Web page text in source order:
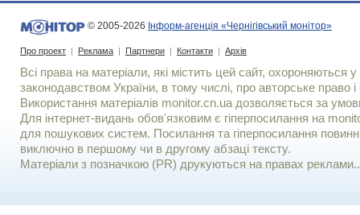
© 2005-2026 Інформ-агенція «Чернігівський монітор»
Про проект | Реклама | Партнери | Контакти | Архів
Всі права на матеріали, які містить цей сайт, охороняються у
законодавством України, в тому числі, про авторське право і
Використання матерiалiв monitor.cn.ua дозволяється за
Для iнтернет-видань обов'язковим є гiперпосилання на
для пошукових систем. Посилання та гіперпосилання
виключно в першому чи в другому абзаці тексту.
Матеріали з позначкою (PR) друкуються на правах реклами..